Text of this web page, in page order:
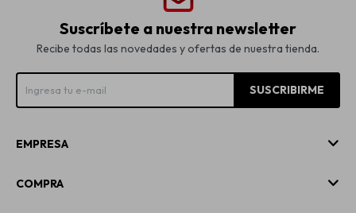
Suscríbete a nuestra newsletter
Recibe todas las novedades y ofertas de nuestra tienda.
SUSCRIBIRME
EMPRESA
COMPRA